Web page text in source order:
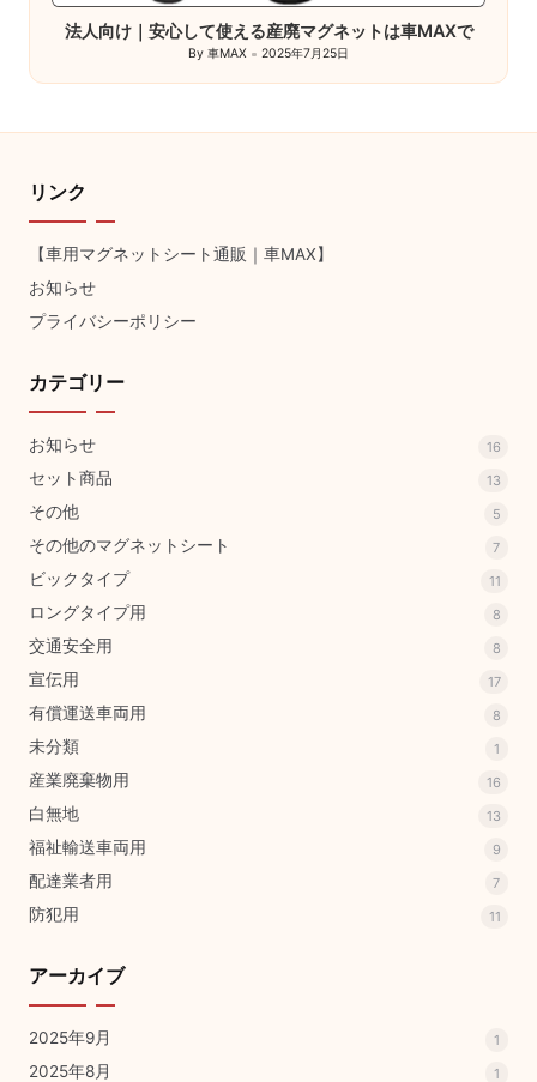
in
法人向け｜安心して使える産廃マグネットは車MAXで
Posted
By 車MAX 2025年7月25日
リンク
【車用マグネットシート通販｜車MAX】
お知らせ
プライバシーポリシー
カテゴリー
お知らせ 16
セット商品 13
その他 5
その他のマグネットシート 7
ビックタイプ 11
ロングタイプ用 8
交通安全用 8
宣伝用 17
有償運送車両用 8
未分類 1
産業廃棄物用 16
白無地 13
福祉輸送車両用 9
配達業者用 7
防犯用 11
アーカイブ
2025年9月 1
2025年8月 1